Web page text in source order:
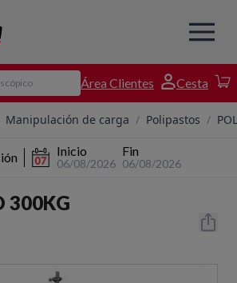
Área Clientes Cesta
Manipulación de carga / Polipastos /
Inicio
06/08/2026
Fin
06/08/2026
300KG